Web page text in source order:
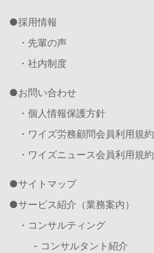
採用情報
・先輩の声
・社内制度
お問い合わせ
・個人情報保護方針
・ワイズ労務顧問会員利用規約
・ワイズニュース会員利用規約
サイトマップ
サービス紹介（業務案内）
・コンサルティング
- コンサルタント紹介